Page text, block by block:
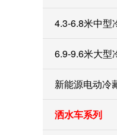
4.3-6.8米中型
6.9-9.6米大型
新能源电动冷
洒水车系列